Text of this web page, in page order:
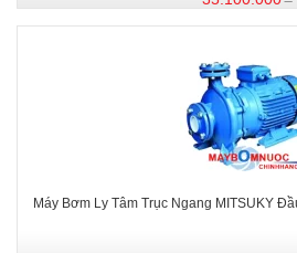
Máy Bơm Ly Tâm Trục Ngang MITSUKY